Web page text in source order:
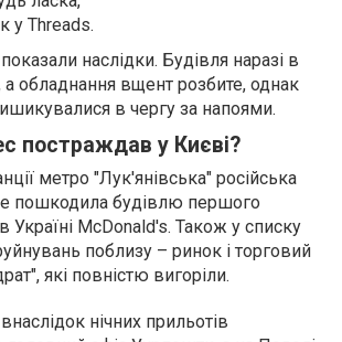
у Threads.
наслідки. Будівля наразі в
а обладнання вщент розбите, однак
в чергу за напоями.
постраждав у Києві?
метро "Лук'янівська" російська
пошкодила будівлю першого
Україні McDonald's. Також у списку
поблизу – ринок і торговий
які повністю вигоріли.
нічних прильотів